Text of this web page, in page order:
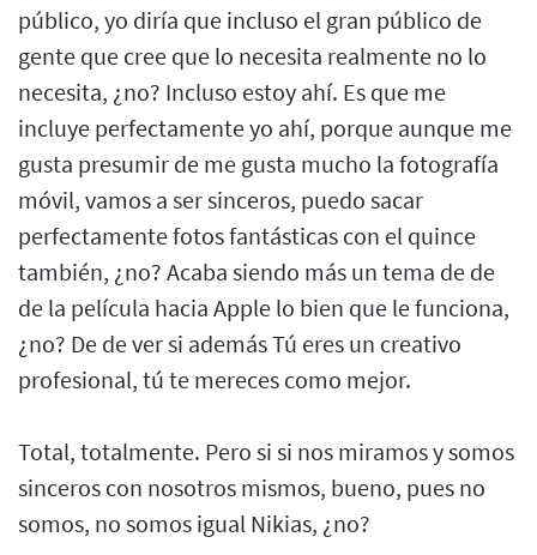
público, yo diría que incluso el gran público de
gente que cree que lo necesita realmente no lo
necesita, ¿no? Incluso estoy ahí. Es que me
incluye perfectamente yo ahí, porque aunque me
gusta presumir de me gusta mucho la fotografía
móvil, vamos a ser sinceros, puedo sacar
perfectamente fotos fantásticas con el quince
también, ¿no? Acaba siendo más un tema de de
de la película hacia Apple lo bien que le funciona,
¿no? De de ver si además Tú eres un creativo
profesional, tú te mereces como mejor.
Total, totalmente. Pero si si nos miramos y somos
sinceros con nosotros mismos, bueno, pues no
somos, no somos igual Nikias, ¿no?